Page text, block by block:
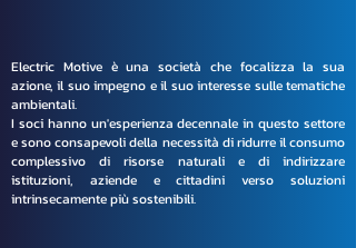
Electric Motive è una società che focalizza la sua
azione, il suo impegno e il suo interesse sulle tematiche
ambientali.
I soci hanno un'esperienza decennale in questo settore
e sono consapevoli della necessità di ridurre il consumo
complessivo di risorse naturali e di indirizzare
istituzioni, aziende e cittadini verso soluzioni
intrinsecamente più sostenibili.